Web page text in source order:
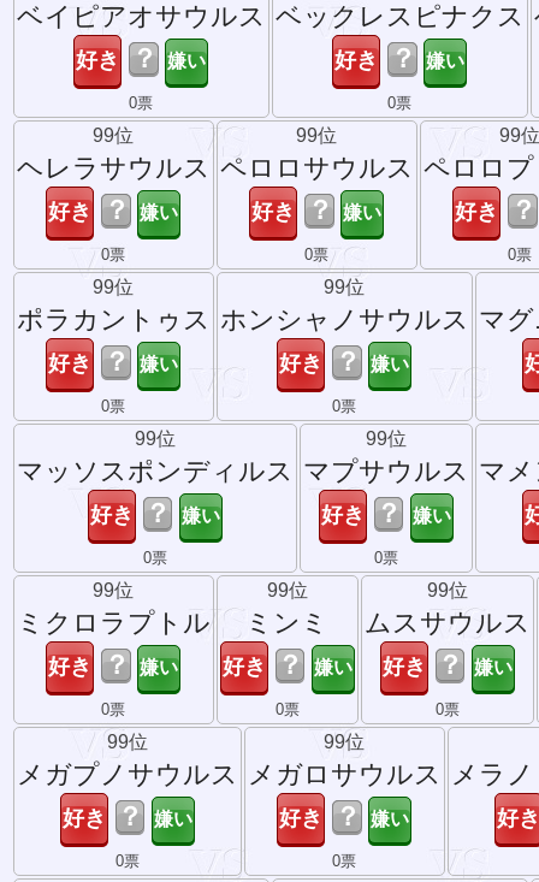
ベイピアオサウルス
？
0票
ベックレスピナクス
？
0票
99位
ヘレラサウルス
？
0票
99位
ペロロサウルス
？
0票
99
ペロロ
？
0票
99位
ポラカントゥス
？
0票
99位
ホンシャノサウルス
？
0票
マ
99位
マッソスポンディルス
？
0票
99位
マプサウルス
？
0票
マ
99位
ミクロラプトル
？
0票
99位
ミンミ
？
0票
99位
ムスサウルス
？
0票
99位
メガプノサウルス
？
0票
99位
メガロサウルス
？
0票
メラ